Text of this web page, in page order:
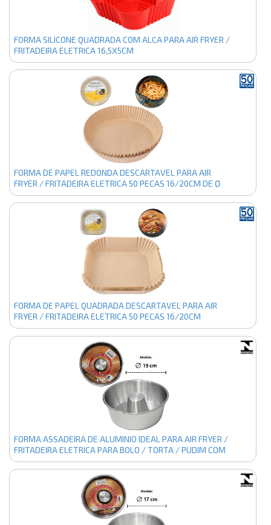
FORMA SILICONE QUADRADA COM ALCA PARA AIR FRYER /
FRITADEIRA ELETRICA 16,5X5CM
FORMA DE PAPEL REDONDA DESCARTAVEL PARA AIR
FRYER / FRITADEIRA ELETRICA 50 PECAS 16/20CM DE Ø
FORMA DE PAPEL QUADRADA DESCARTAVEL PARA AIR
FRYER / FRITADEIRA ELETRICA 50 PECAS 16/20CM
FORMA ASSADEIRA DE ALUMINIO IDEAL PARA AIR FRYER /
FRITADEIRA ELETRICA PARA BOLO / TORTA / PUDIM COM
TUBO Nº18 POLIDO